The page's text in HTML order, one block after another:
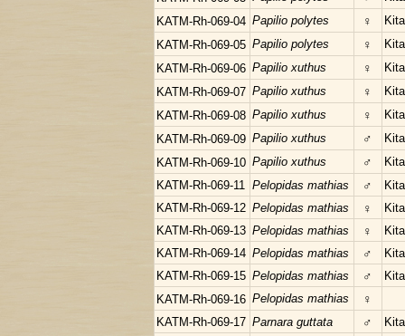
KATM-Rh-069-04 Papilio polytes ♀
KATM-Rh-069-05 Papilio polytes ♀
KATM-Rh-069-06 Papilio xuthus ♀
KATM-Rh-069-07 Papilio xuthus ♀
KATM-Rh-069-08 Papilio xuthus ♀
KATM-Rh-069-09 Papilio xuthus ♂
KATM-Rh-069-10 Papilio xuthus ♂
KATM-Rh-069-11 Pelopidas mathias ♂
KATM-Rh-069-12 Pelopidas mathias ♀
KATM-Rh-069-13 Pelopidas mathias ♀
KATM-Rh-069-14 Pelopidas mathias ♂
KATM-Rh-069-15 Pelopidas mathias ♂
KATM-Rh-069-16 Pelopidas mathias ♀
KATM-Rh-069-17 Parnara guttata ♂